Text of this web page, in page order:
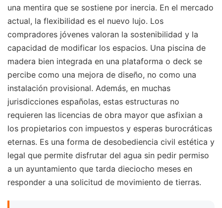
una mentira que se sostiene por inercia. En el mercado
actual, la flexibilidad es el nuevo lujo. Los
compradores jóvenes valoran la sostenibilidad y la
capacidad de modificar los espacios. Una piscina de
madera bien integrada en una plataforma o deck se
percibe como una mejora de diseño, no como una
instalación provisional. Además, en muchas
jurisdicciones españolas, estas estructuras no
requieren las licencias de obra mayor que asfixian a
los propietarios con impuestos y esperas burocráticas
eternas. Es una forma de desobediencia civil estética y
legal que permite disfrutar del agua sin pedir permiso
a un ayuntamiento que tarda dieciocho meses en
responder a una solicitud de movimiento de tierras.